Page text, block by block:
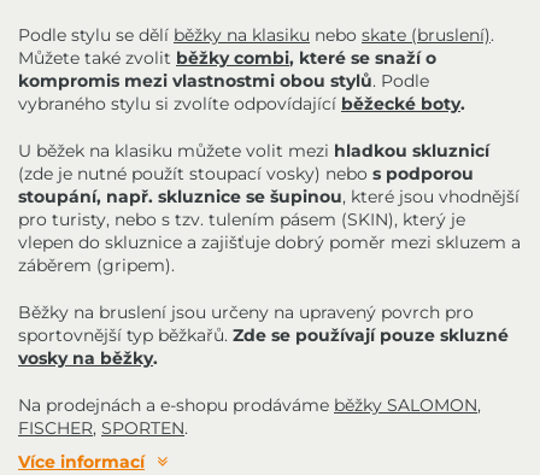
Podle stylu se dělí běžky na klasiku nebo skate (bruslení).
Můžete také zvolit běžky combi, které se snaží o
kompromis mezi vlastnostmi obou stylů. Podle
vybraného stylu si zvolíte odpovídající běžecké boty.
U běžek na klasiku můžete volit mezi hladkou skluznicí
(zde je nutné použít stoupací vosky) nebo s podporou
stoupání, např. skluznice se šupinou, které jsou vhodnější
pro turisty, nebo s tzv. tulením pásem (SKIN), který je
vlepen do skluznice a zajišťuje dobrý poměr mezi skluzem a
záběrem (gripem).
Běžky na bruslení jsou určeny na upravený povrch pro
sportovnější typ běžkařů. Zde se používají pouze skluzné
vosky na běžky.
Na prodejnách a e-shopu prodáváme běžky SALOMON,
FISCHER, SPORTEN.
Více informací